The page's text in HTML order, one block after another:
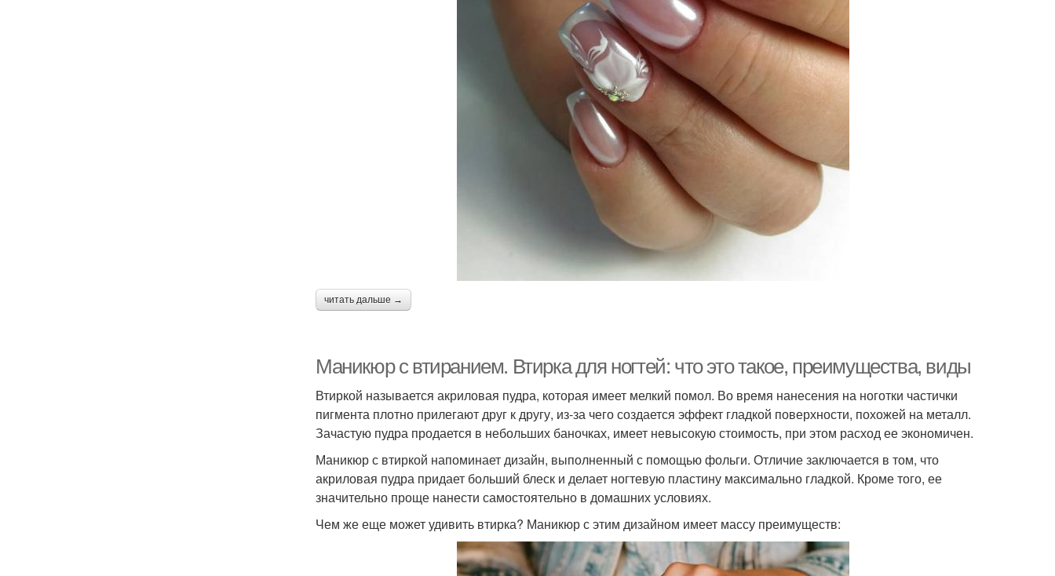
читать дальше →
Маникюр с втиранием. Втирка для ногтей: что это такое, преимущества, виды
Втиркой называется акриловая пудра, которая имеет мелкий помол. Во время нанесения на ноготки частички
пигмента плотно прилегают друг к другу, из-за чего создается эффект гладкой поверхности, похожей на металл.
Зачастую пудра продается в небольших баночках, имеет невысокую стоимость, при этом расход ее экономичен.
Маникюр с втиркой напоминает дизайн, выполненный с помощью фольги. Отличие заключается в том, что
акриловая пудра придает больший блеск и делает ногтевую пластину максимально гладкой. Кроме того, ее
значительно проще нанести самостоятельно в домашних условиях.
Чем же еще может удивить втирка? Маникюр с этим дизайном имеет массу преимуществ: